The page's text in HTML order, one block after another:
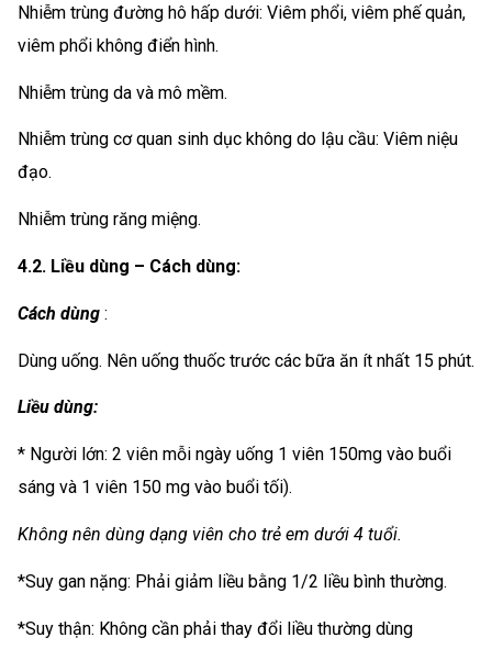
Nhiễm trùng đường hô hấp dưới: Viêm phổi, viêm phế quản,
viêm phổi không điển hình.
Nhiễm trùng da và mô mềm.
Nhiễm trùng cơ quan sinh dục không do lậu cầu: Viêm niệu
đạo.
Nhiễm trùng răng miệng.
4.2. Liều dùng – Cách dùng:
Cách dùng :
Dùng uống. Nên uống thuốc trước các bữa ăn ít nhất 15 phút.
Liều dùng:
* Người lớn: 2 viên mỗi ngày uống 1 viên 150mg vào buổi
sáng và 1 viên 150 mg vào buổi tối).
Không nên dùng dạng viên cho trẻ em dưới 4 tuổi.
*Suy gan nặng: Phải giảm liều bằng 1/2 liều bình thường.
*Suy thận: Không cần phải thay đổi liều thường dùng